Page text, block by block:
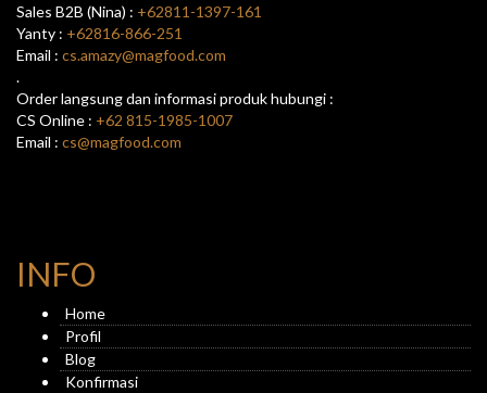
Sales B2B (Nina) : +62811-1397-161
Yanty : +62816-866-251
Email : cs.amazy@magfood.com
.
Order langsung dan informasi produk hubungi :
CS Online : +62 815-1985-1007
Email : cs@magfood.com
INFO
Home
Profil
Blog
Konfirmasi